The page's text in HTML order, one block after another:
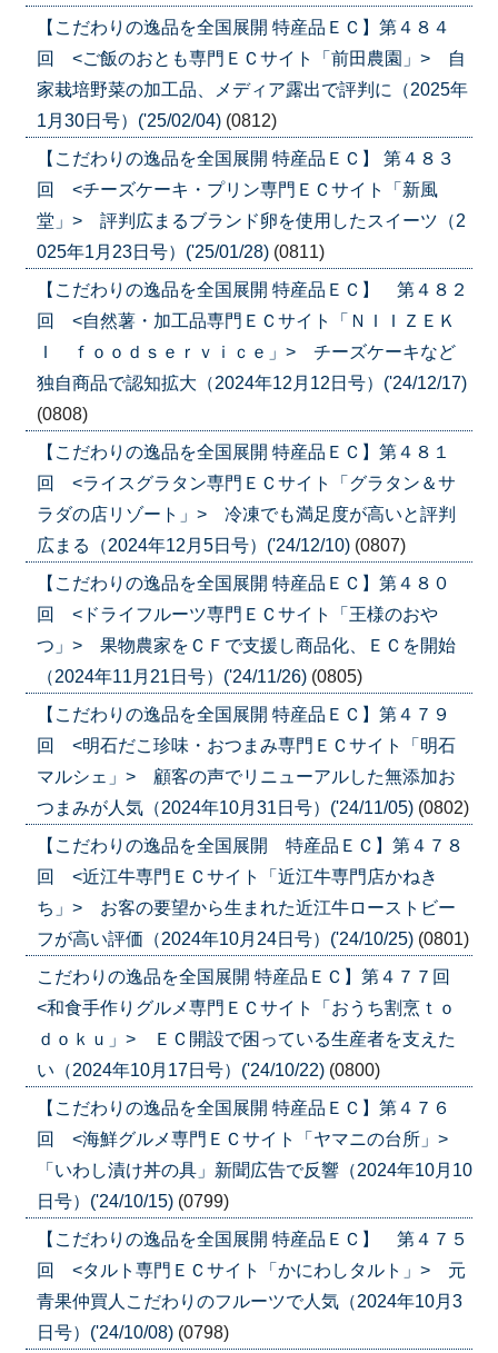
【こだわりの逸品を全国展開 特産品ＥＣ】第４８４
回 <ご飯のおとも専門ＥＣサイト「前田農園」> 自
家栽培野菜の加工品、メディア露出で評判に（2025年
1月30日号）('25/02/04) (0812)
【こだわりの逸品を全国展開 特産品ＥＣ】 第４８３
回 <チーズケーキ・プリン専門ＥＣサイト「新風
堂」> 評判広まるブランド卵を使用したスイーツ（2
025年1月23日号）('25/01/28) (0811)
【こだわりの逸品を全国展開 特産品ＥＣ】 第４８２
回 <自然薯・加工品専門ＥＣサイト「ＮＩＩＺＥＫ
Ｉ ｆｏｏｄｓｅｒｖｉｃｅ」> チーズケーキなど
独自商品で認知拡大（2024年12月12日号）('24/12/17)
(0808)
【こだわりの逸品を全国展開 特産品ＥＣ】第４８１
回 <ライスグラタン専門ＥＣサイト「グラタン＆サ
ラダの店リゾート」> 冷凍でも満足度が高いと評判
広まる（2024年12月5日号）('24/12/10) (0807)
【こだわりの逸品を全国展開 特産品ＥＣ】第４８０
回 <ドライフルーツ専門ＥＣサイト「王様のおや
つ」> 果物農家をＣＦで支援し商品化、ＥＣを開始
（2024年11月21日号）('24/11/26) (0805)
【こだわりの逸品を全国展開 特産品ＥＣ】第４７９
回 <明石だこ珍味・おつまみ専門ＥＣサイト「明石
マルシェ」> 顧客の声でリニューアルした無添加お
つまみが人気（2024年10月31日号）('24/11/05) (0802)
【こだわりの逸品を全国展開 特産品ＥＣ】第４７８
回 <近江牛専門ＥＣサイト「近江牛専門店かねき
ち」> お客の要望から生まれた近江牛ローストビー
フが高い評価（2024年10月24日号）('24/10/25) (0801)
こだわりの逸品を全国展開 特産品ＥＣ】第４７７回
<和食手作りグルメ専門ＥＣサイト「おうち割烹ｔｏ
ｄｏｋｕ」> ＥＣ開設で困っている生産者を支えた
い（2024年10月17日号）('24/10/22) (0800)
【こだわりの逸品を全国展開 特産品ＥＣ】第４７６
回 <海鮮グルメ専門ＥＣサイト「ヤマニの台所」>
「いわし漬け丼の具」新聞広告で反響（2024年10月10
日号）('24/10/15) (0799)
【こだわりの逸品を全国展開 特産品ＥＣ】 第４７５
回 <タルト専門ＥＣサイト「かにわしタルト」> 元
青果仲買人こだわりのフルーツで人気（2024年10月3
日号）('24/10/08) (0798)